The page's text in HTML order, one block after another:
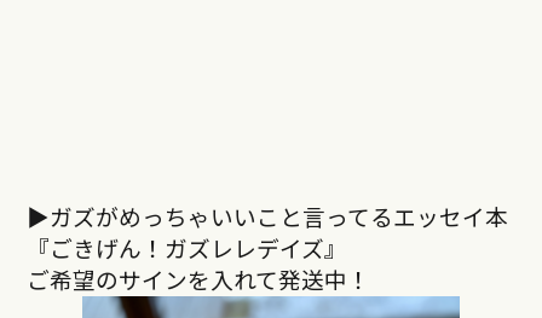
▶︎ガズがめっちゃいいこと言ってるエッセイ本
『ごきげん！ガズレレデイズ』
ご希望のサインを入れて発送中！